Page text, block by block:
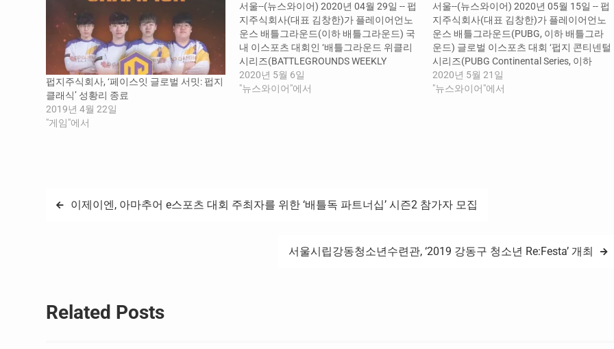
펍지주식회사, ‘페이스잇 글로벌 서밋: 펍지
클래식’ 성황리 종료
2019년 4월 22일
"게임"에서
서울--(뉴스와이어) 2020년 04월 29일 -- 펍
지주식회사(대표 김창한)가 플레이어언노
운스 배틀그라운드(이하 배틀그라운드) 국
내 이스포츠 대회인 ‘배틀그라운드 위클리
시리즈(BATTLEGROUNDS WEEKLY
SERIES, 이하 BWS)’ 페이즈 1을 성황리에
종료했다고 밝혔다. BWS는 16개의 배틀그
2020년 5월 6일
"뉴스와이어"에서
서울--(뉴스와이어) 2020년 05월 15일 -- 펍
지주식회사(대표 김창한)가 플레이어언노
운스 배틀그라운드(PUBG, 이하 배틀그라
운드) 글로벌 이스포츠 대회 ‘펍지 콘티넨털
시리즈(PUBG Continental Series, 이하
PCS) 아시아 채리티 쇼다운(Charity
Showdown)’의 개막을 알렸다. 2020년 첫
2020년 5월 21일
"뉴스와이어"에서
글 이제이엔, 아마추어 e스포츠 대회 주최자를 위한 ‘배틀독 파트너십’ 시즌2 참가자 모집
서울시립강동청소년수련관, ‘2019 강동구 청소년 Re:Festa’ 개최
Related Posts